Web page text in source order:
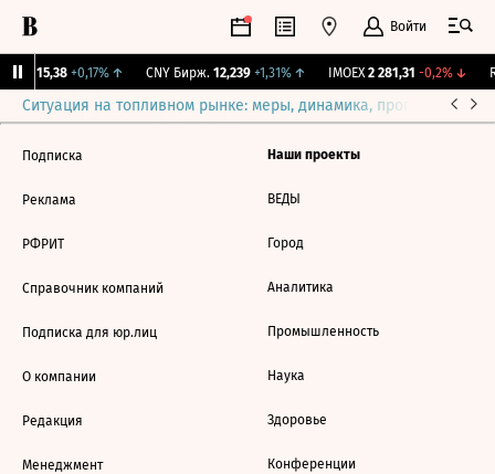
Войти
115,38 +0,17%↑ CNY Бирж. 12,239 +1,31%↑ IMOEX 2 281,31 -0,2%↓
Ситуация на топливном рынке: меры, динамика, прогнозы
Подписка
Реклама
РФРИТ
Справочник компаний
Подписка для юр.лиц
О компании
Редакция
Менеджмент
Наши проекты
ВЕДЫ
Город
Аналитика
Промышленность
Наука
Здоровье
Конференции